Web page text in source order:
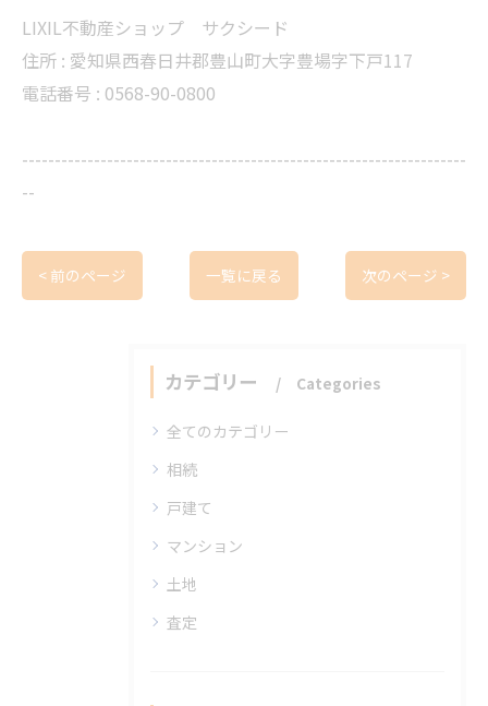
LIXIL不動産ショップ サクシード
住所 : 愛知県西春日井郡豊山町大字豊場字下戸117
電話番号 : 0568-90-0800
--------------------------------------------------------------------
--
< 前のページ 一覧に戻る 次のページ >
カテゴリー Categories
全てのカテゴリー
相続
戸建て
マンション
土地
査定